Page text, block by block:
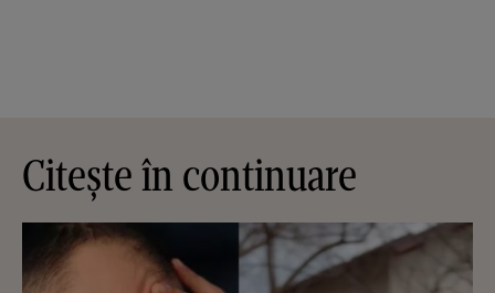
Citește în continuare